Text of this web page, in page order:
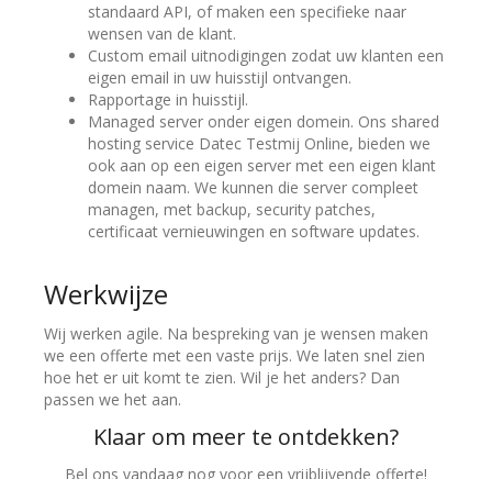
standaard API, of maken een specifieke naar
wensen van de klant.
Custom email uitnodigingen zodat uw klanten een
eigen email in uw huisstijl ontvangen.
Rapportage in huisstijl.
Managed server onder eigen domein. Ons shared
hosting service Datec Testmij Online, bieden we
ook aan op een eigen server met een eigen klant
domein naam. We kunnen die server compleet
managen, met backup, security patches,
certificaat vernieuwingen en software updates.
Werkwijze
Wij werken agile. Na bespreking van je wensen maken
we een offerte met een vaste prijs. We laten snel zien
hoe het er uit komt te zien. Wil je het anders? Dan
passen we het aan.
Klaar om meer te ontdekken?
Bel ons vandaag nog voor een vrijblijvende offerte!